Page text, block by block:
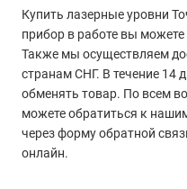
Купить лазерные уровни
прибор в работе вы
Также мы осуществляем
странам СНГ. В течение 14
обменять товар. По всем
можете обратиться к
через форму обратной
онлайн.